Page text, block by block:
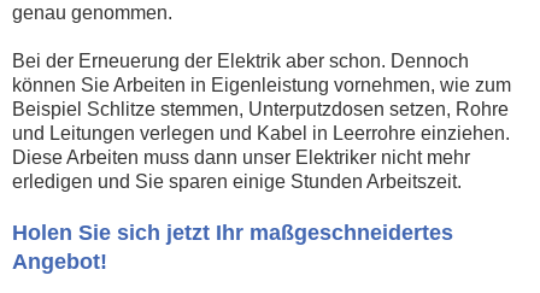
genau genommen.
Bei der Erneuerung der Elektrik aber schon. Dennoch
können Sie Arbeiten in Eigenleistung vornehmen, wie zum
Beispiel Schlitze stemmen, Unterputzdosen setzen, Rohre
und Leitungen verlegen und Kabel in Leerrohre einziehen.
Diese Arbeiten muss dann unser Elektriker nicht mehr
erledigen und Sie sparen einige Stunden Arbeitszeit.
Holen Sie sich jetzt Ihr maßgeschneidertes
Angebot!